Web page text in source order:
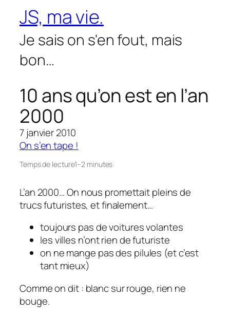
contenu
JS, ma vie.
Je sais on s'en fout, mais
bon…
10 ans qu’on est en l’an
2000
7 janvier 2010
On s’en tape !
Temps de lecture1–2 minutes
L’an 2000… On nous promettait pleins de
trucs futuristes, et finalement…
toujours pas de voitures volantes
les villes n’ont rien de futuriste
on ne mange pas des pilules (et c’est
tant mieux)
Comme on dit : blanc sur rouge, rien ne
bouge.